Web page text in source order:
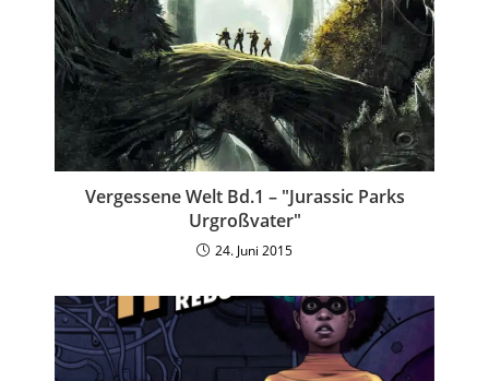
Vergessene Welt Bd.1 – "Jurassic Parks
Urgroßvater"
24. Juni 2015